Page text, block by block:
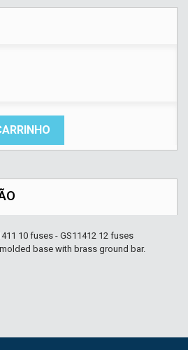
10 fuses - GS11412 12 fuses
base with brass ground bar.